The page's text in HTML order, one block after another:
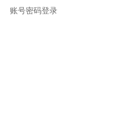
账号密码登录